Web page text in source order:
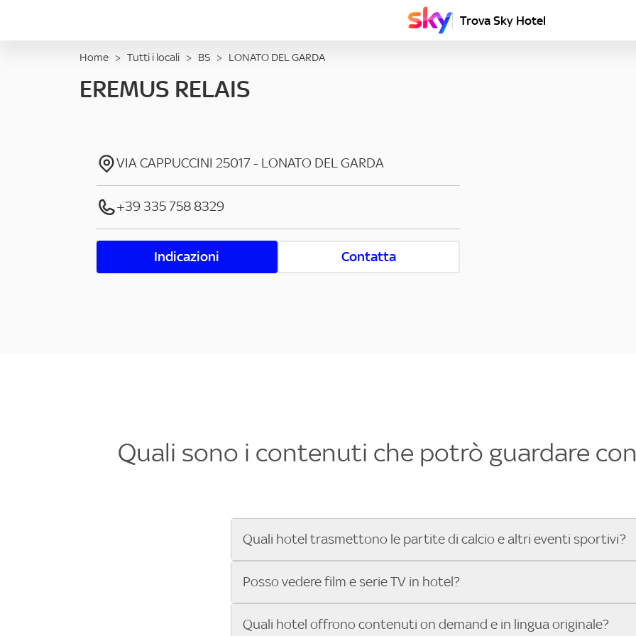
Trova Sky Hotel
Home > Tutti i locali > BS > LONATO DEL GARDA
EREMUS RELAIS
VIA CAPPUCCINI 25017- LONATO DEL GARDA
+39 335 758 8329
Indicazioni Contatta
Quali sono i contenuti che potrò guardare
Quali hotel trasmettono le partite di calcio e altri eventi sportivi?
Se cerchi un hotel dove poter vedere le partite di Serie A, UEFA Champions
che trasmette gli eventi sportivi.
Posso vedere film e serie TV in hotel?
Sì, gli hotel che hanno Sky in camera offrono una vasta selezione di film
Quali hotel offrono contenuti on demand e in lingua originale?